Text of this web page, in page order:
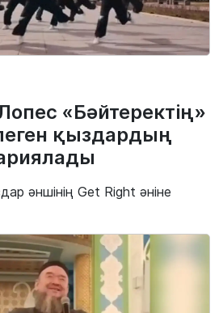
«Бәйтеректің»
қыздардың
әншінің Get Right әніне